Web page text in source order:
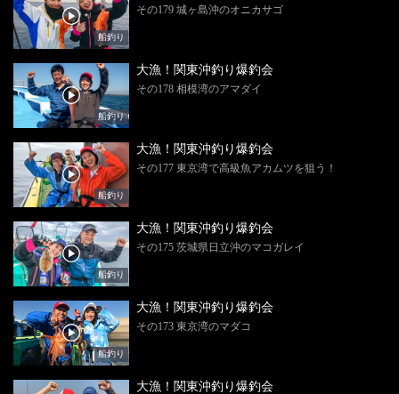
船釣り
その179 城ヶ島沖のオニカサゴ
船釣り
大漁！関東沖釣り爆釣会
その178 相模湾のアマダイ
船釣り
大漁！関東沖釣り爆釣会
その177 東京湾で高級魚アカムツを狙う！
船釣り
大漁！関東沖釣り爆釣会
その175 茨城県日立沖のマコガレイ
船釣り
大漁！関東沖釣り爆釣会
その173 東京湾のマダコ
大漁！関東沖釣り爆釣会